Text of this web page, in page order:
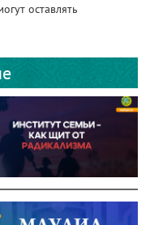
оставлять